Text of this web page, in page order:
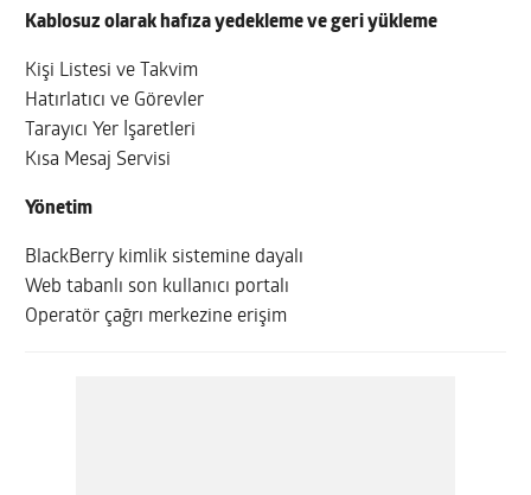
Kablosuz olarak hafıza yedekleme ve geri yükleme
Kişi Listesi ve Takvim
Hatırlatıcı ve Görevler
Tarayıcı Yer İşaretleri
Kısa Mesaj Servisi
Yönetim
BlackBerry kimlik sistemine dayalı
Web tabanlı son kullanıcı portalı
Operatör çağrı merkezine erişim